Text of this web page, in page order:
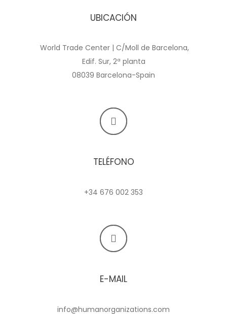
UBICACIÓN
World Trade Center | C/Moll de Barcelona,
Edif. Sur, 2ª planta
08039 Barcelona-Spain
TELÉFONO
+34 676 002 353
E-MAIL
info@humanorganizations.com